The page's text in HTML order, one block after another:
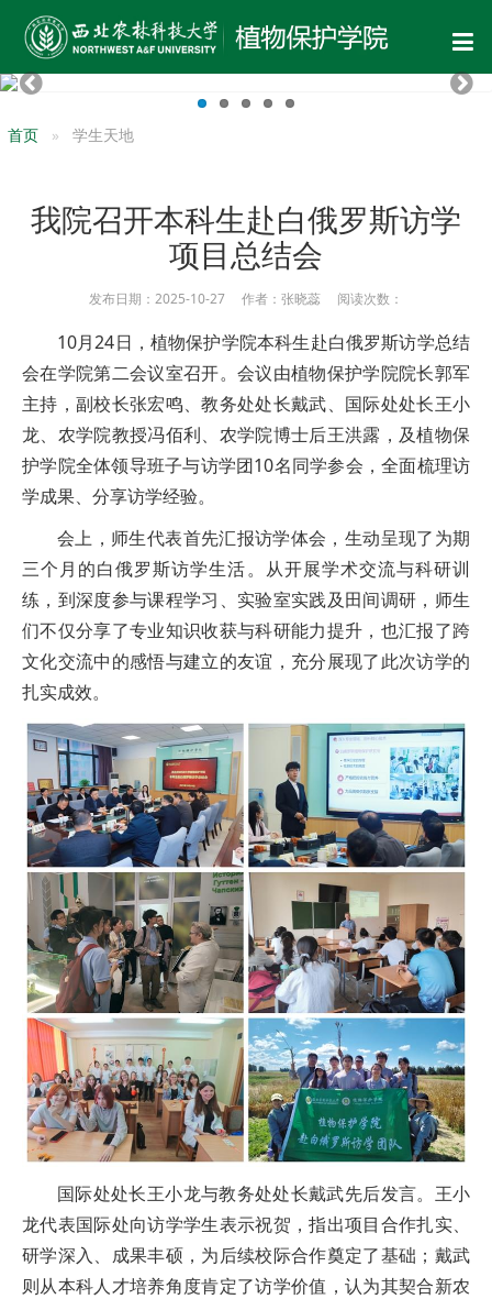
首页 学生天地
我院召开本科生赴白俄罗斯访学
项目总结会
发布日期：2025-10-27 作者：张晓蕊 阅读次数：
10月24日，植物保护学院本科生赴白俄罗斯访学总结
会在学院第二会议室召开。会议由植物保护学院院长郭军
主持，副校长张宏鸣、教务处处长戴武、国际处处长王小
龙、农学院教授冯佰利、农学院博士后王洪露，及植物保
护学院全体领导班子与访学团10名同学参会，全面梳理访
学成果、分享访学经验。
会上，师生代表首先汇报访学体会，生动呈现了为期
三个月的白俄罗斯访学生活。从开展学术交流与科研训
练，到深度参与课程学习、实验室实践及田间调研，师生
们不仅分享了专业知识收获与科研能力提升，也汇报了跨
文化交流中的感悟与建立的友谊，充分展现了此次访学的
扎实成效。
国际处处长王小龙与教务处处长戴武先后发言。王小
龙代表国际处向访学学生表示祝贺，指出项目合作扎实、
研学深入、成果丰硕，为后续校际合作奠定了基础；戴武
则从本科人才培养角度肯定了访学价值，认为其契合新农